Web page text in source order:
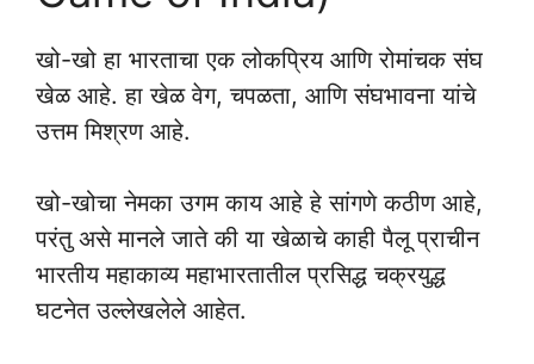
खो-खो हा भारताचा एक लोकप्रिय आणि रोमांचक संघ
खेळ आहे. हा खेळ वेग, चपळता, आणि संघभावना यांचे
उत्तम मिश्रण आहे.
खो-खोचा नेमका उगम काय आहे हे सांगणे कठीण आहे,
परंतु असे मानले जाते की या खेळाचे काही पैलू प्राचीन
भारतीय महाकाव्य महाभारतातील प्रसिद्ध चक्रयुद्ध
घटनेत उल्लेखलेले आहेत.